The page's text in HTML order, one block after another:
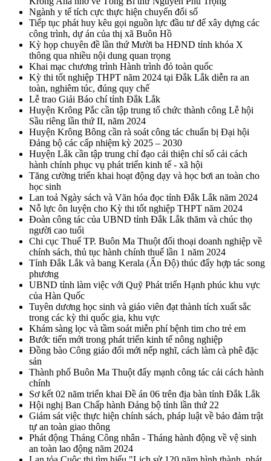
Ngành y tế tích cực thực hiện chuyển đổi số
Tiếp tục phát huy kêu gọi nguồn lực đầu tư để xây dựng các
công trình, dự án của thị xã Buôn Hồ
Kỳ họp chuyên đề lần thứ Mười ba HĐND tỉnh khóa X
thông qua nhiều nội dung quan trọng
Khai mạc chương trình Hành trình đỏ toàn quốc
Kỳ thi tốt nghiệp THPT năm 2024 tại Đắk Lắk diễn ra an
toàn, nghiêm túc, đúng quy chế
Lễ trao Giải Báo chí tỉnh Đắk Lắk
Huyện Krông Pắc cần tập trung tổ chức thành công Lễ hội
Sầu riêng lần thứ II, năm 2024
Huyện Krông Bông cần rà soát công tác chuẩn bị Đại hội
Đảng bộ các cấp nhiệm kỳ 2025 – 2030
Huyện Lắk cần tập trung chỉ đạo cải thiện chỉ số cải cách
hành chính phục vụ phát triển kinh tế - xã hội
Tăng cường triển khai hoạt động dạy và học bơi an toàn cho
học sinh
Lan toả Ngày sách và Văn hóa đọc tỉnh Đắk Lắk năm 2024
Nỗ lực ôn luyện cho Kỳ thi tốt nghiệp THPT năm 2024
Đoàn công tác của UBND tỉnh Đắk Lắk thăm và chúc thọ
người cao tuổi
Chi cục Thuế TP. Buôn Ma Thuột đối thoại doanh nghiệp về
chính sách, thủ tục hành chính thuế lần 1 năm 2024
Tỉnh Đắk Lắk và bang Kerala (Ấn Độ) thúc đẩy hợp tác song
phương
UBND tỉnh làm việc với Quỹ Phát triển Hạnh phúc khu vực
của Hàn Quốc
Tuyên dương học sinh và giáo viên đạt thành tích xuất sắc
trong các kỳ thi quốc gia, khu vực
Khám sàng lọc và tầm soát miễn phí bệnh tim cho trẻ em
Bước tiến mới trong phát triển kinh tế nông nghiệp
Đồng bào Công giáo đổi mới nếp nghĩ, cách làm cà phê đặc
sản
Thành phố Buôn Ma Thuột đẩy mạnh công tác cải cách hành
chính
Sơ kết 02 năm triển khai Đề án 06 trên địa bàn tỉnh Đắk Lắk
Hội nghị Ban Chấp hành Đảng bộ tỉnh lần thứ 22
Giám sát việc thực hiện chính sách, pháp luật về bảo đảm trật
tự an toàn giao thông
Phát động Tháng Công nhân - Tháng hành động về vệ sinh
an toàn lao động năm 2024